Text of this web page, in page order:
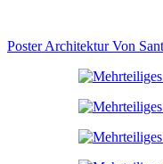
Poster Architektur Von